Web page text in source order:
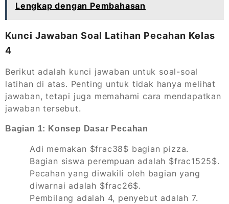
Lengkap dengan Pembahasan
Kunci Jawaban Soal Latihan Pecahan Kelas
4
Berikut adalah kunci jawaban untuk soal-soal
latihan di atas. Penting untuk tidak hanya melihat
jawaban, tetapi juga memahami cara mendapatkan
jawaban tersebut.
Bagian 1: Konsep Dasar Pecahan
Adi memakan $frac38$ bagian pizza.
Bagian siswa perempuan adalah $frac1525$.
Pecahan yang diwakili oleh bagian yang
diwarnai adalah $frac26$.
Pembilang adalah 4, penyebut adalah 7.